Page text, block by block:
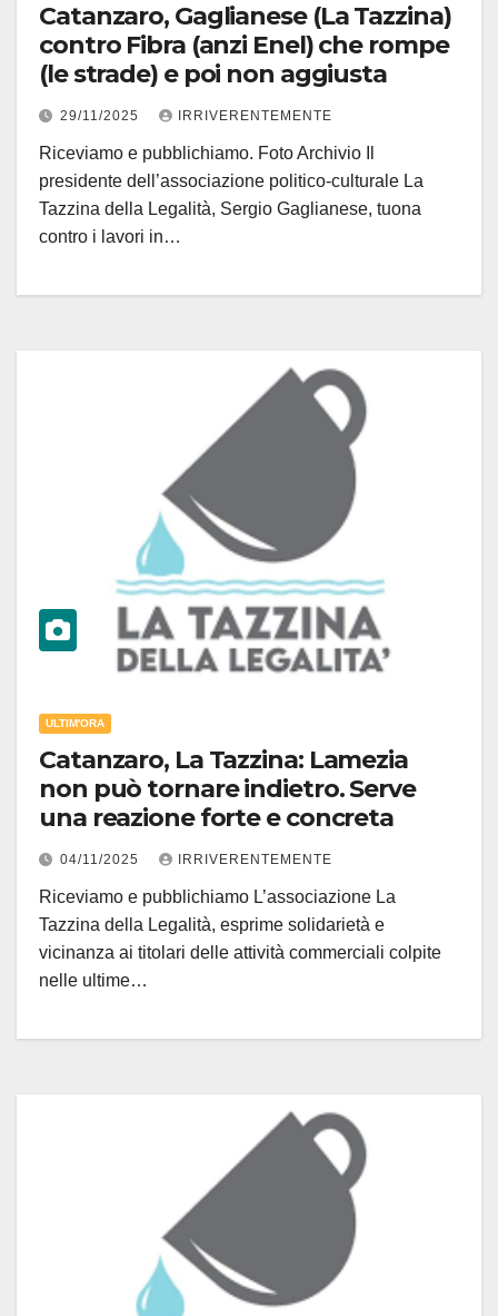
Catanzaro, Gaglianese (La Tazzina)
contro Fibra (anzi Enel) che rompe
(le strade) e poi non aggiusta
29/11/2025 IRRIVERENTEMENTE
Riceviamo e pubblichiamo. Foto Archivio Il
presidente dell’associazione politico-culturale La
Tazzina della Legalità, Sergio Gaglianese, tuona
contro i lavori in…
ULTIM'ORA
Catanzaro, La Tazzina: Lamezia
non può tornare indietro. Serve
una reazione forte e concreta
04/11/2025 IRRIVERENTEMENTE
Riceviamo e pubblichiamo L’associazione La
Tazzina della Legalità, esprime solidarietà e
vicinanza ai titolari delle attività commerciali colpite
nelle ultime…